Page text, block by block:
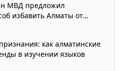
МВД предложил
избавить Алматы от
как алматинские
в изучении языков